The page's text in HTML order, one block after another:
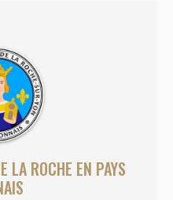
LA ROCHE EN PAYS